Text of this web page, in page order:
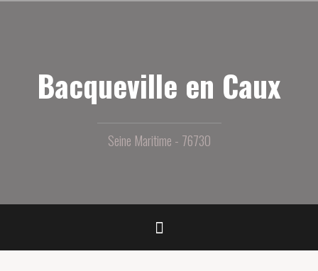
Bacqueville en Caux
Seine Maritime - 76730